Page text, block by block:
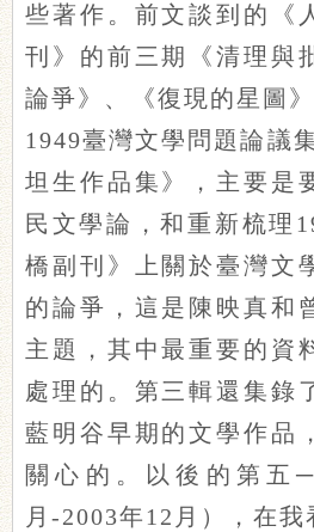
些著作。前文談到的《
刊》的前三期《清理與
論爭》、《復現的星圖
1949臺灣文學問題論議
坦生作品集》，主要是
民文學論，和重新梳理
橋副刊》上關於臺灣文
的論爭，這是陳映真和
主題，其中最重要的資
處理的。第三輯還集錄
藍明谷早期的文學作品
關心的。以後的第五
月-2003年12月），在